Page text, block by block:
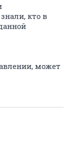
кто в
может